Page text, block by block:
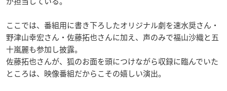
ここでは、番組用に書き下ろしたオリジナル劇を速水奨さん・
野津山幸宏さん・佐藤拓也さんに加え、声のみで福山沙織と五
十嵐麗も参加し披露。
佐藤拓也さんが、狐のお面を頭につけながら収録に臨んでいた
ところは、映像番組だからこその嬉しい演出。